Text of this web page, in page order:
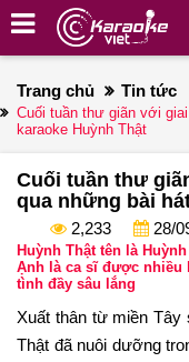
Trang chủ Tin tức
Cuối tuần thư giãn với
karaoke Huỳnh Thật
Cuối tuần thư
qua những bài
2,233 28/
Huỳnh Thật tên là
Ạnh là ca sĩ được nhiều
tình đầy sâu lắng
Xuất thân từ miền
Thật đã nuôi dưỡng